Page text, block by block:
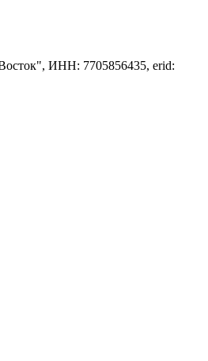
ИНН: 7705856435, erid: